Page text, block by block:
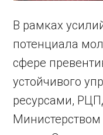
В рамках
потенциала
сфере
устойчивого
ресурсами,